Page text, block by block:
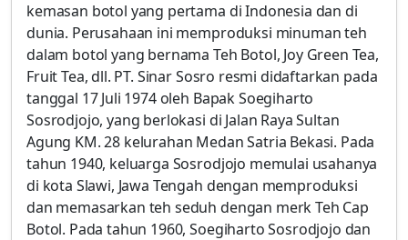
kemasan botol yang pertama di Indonesia dan di
dunia. Perusahaan ini memproduksi minuman teh
dalam botol yang bernama Teh Botol, Joy Green Tea,
Fruit Tea, dll. PT. Sinar Sosro resmi didaftarkan pada
tanggal 17 Juli 1974 oleh Bapak Soegiharto
Sosrodjojo, yang berlokasi di Jalan Raya Sultan
Agung KM. 28 kelurahan Medan Satria Bekasi. Pada
tahun 1940, keluarga Sosrodjojo memulai usahanya
di kota Slawi, Jawa Tengah dengan memproduksi
dan memasarkan teh seduh dengan merk Teh Cap
Botol. Pada tahun 1960, Soegiharto Sosrodjojo dan